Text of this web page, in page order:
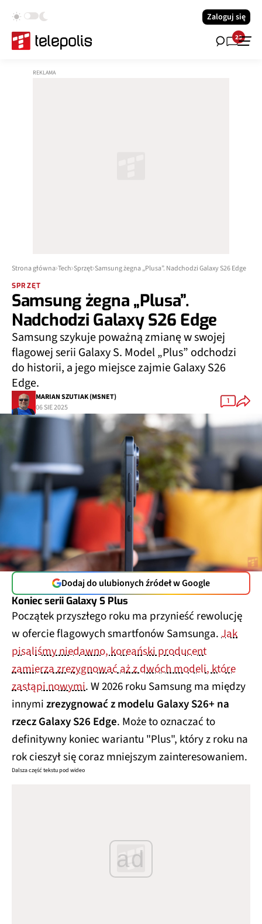
Zaloguj się
23
Strona główna Tech Sprzęt Samsung żegna „Plusa”. Nadchodzi Galaxy S26 Edge
SPRZĘT
Samsung żegna „Plusa”.
Nadchodzi Galaxy S26 Edge
Samsung szykuje poważną zmianę w swojej
flagowej serii Galaxy S. Model „Plus” odchodzi
do historii, a jego miejsce zajmie Galaxy S26
Edge.
MARIAN SZUTIAK (MSNET)
06 SIE 2025
1
Dodaj do ulubionych źródeł w Google
Koniec serii Galaxy S Plus
Początek przyszłego roku ma przynieść rewolucję
w ofercie flagowych smartfonów Samsunga. Jak
pisaliśmy niedawno, koreański producent
zamierza zrezygnować aż z dwóch modeli, które
zastąpi nowymi. W 2026 roku Samsung ma między
innymi zrezygnować z modelu Galaxy S26+ na
rzecz Galaxy S26 Edge. Może to oznaczać to
definitywny koniec wariantu "Plus", który z roku na
rok cieszył się coraz mniejszym zainteresowaniem.
Dalsza część tekstu pod wideo
ad